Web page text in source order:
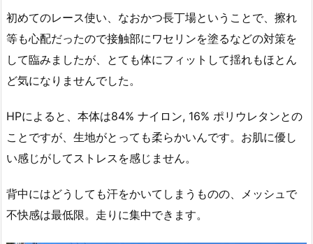
初めてのレース使い、なおかつ長丁場ということで、擦れ
等も心配だったので接触部にワセリンを塗るなどの対策を
して臨みましたが、とても体にフィットして揺れもほとん
ど気になりませんでした。
HPによると、本体は84% ナイロン, 16% ポリウレタンとの
ことですが、生地がとっても柔らかいんです。お肌に優し
い感じがしてストレスを感じません。
背中にはどうしても汗をかいてしまうものの、メッシュで
不快感は最低限。走りに集中できます。